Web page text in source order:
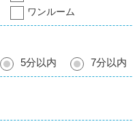
ワンルーム
5分以内 7分以内